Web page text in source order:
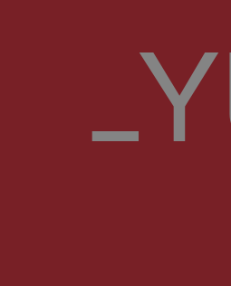
ߺYU��T�)��dF#�X�:v�"�Y+#J�1;t���Ո��CX�ȓ��P�=�=�iL7B�"$ȁ���|M^���,��h6�w.(Y�*NX�F��~��K�1 I�t��ҏ Yx�G«��X��Ub�<:\�(K�]+� �a�s�olZ��5��ި,r6�¥۬���c�k )\�'8�f���(�~��jӴ�v2q�^Q�1A~��dT^n�#\� Iۘ:+_�7ߊu 4�*��Uo~(;[[%��`�m��:�vm���\��՗� �m���s�m��������+�fP2�u%`����Y�-�ZU,{�jI�����Jﭳ�Ox C���Y��T�E�}����B�